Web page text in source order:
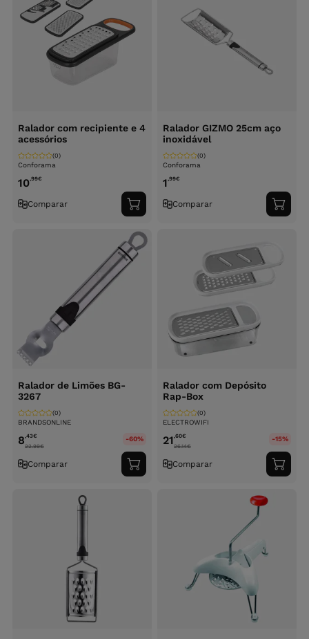
Ralador com recipiente e 4
acessórios
Conforama
(0)
10,99€
Comparar
Adicionar
ao
carrinho
Ralador GIZMO 25cm aço
inoxidável
Conforama
(0)
1,99€
Comparar
ao
Ralador de Limões BG-
3267
BRANDSONLINE
(0)
8,43€
22.99€
-60%
Comparar
Adicionar
ao
Ralador com Depósito
Rap-Box
ELECTROWIFI
(0)
21,60€
26.14€
-15%
Comparar
ao